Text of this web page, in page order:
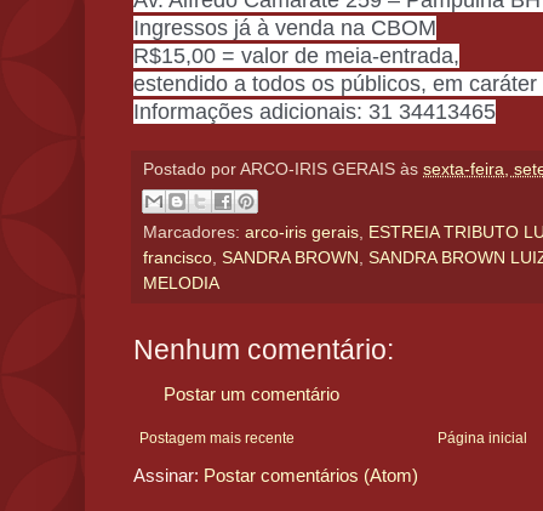
Ingressos já à venda na CBOM
R$15,00 = valor de meia-entrada,
estendido a todos os públicos, em
Informações adicionais: 31 34413465
Postado por ARCO-IRIS GERAIS às sexta-feira,
Marcadores: arco-iris gerais ESTREIA TRIBUTO
francisco SANDRA BROWN SANDRA BROWN
MELODIA
Nenhum comentário:
Postar um comentário
Postagem mais recente Página inicial
Assinar: Postar comentários (Atom)